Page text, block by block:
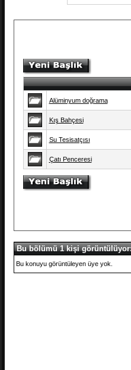
Alüminyum doğrama
Kış Bahçesi
Su Tesisatçısı
Çatı Penceresi
Bu bölümü 1 kişi
Bu konuyu görüntüleyen üye yok.